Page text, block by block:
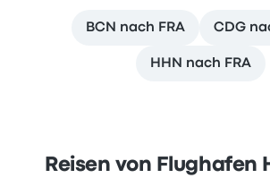
BCN nach FRA CDG
HHN nach FRA
Reisen von Flughafen